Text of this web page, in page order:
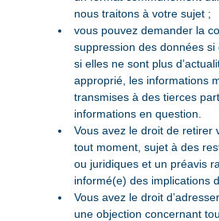
nous traitons à votre sujet ;
vous pouvez demander la
suppression des données
si elles ne sont plus
approprié, les informations
transmises à des tierces
informations en question.
Vous avez le droit de retirer
tout moment, sujet à des
ou juridiques et un préavis
informé(e) des implications
Vous avez le droit
une objection concernant